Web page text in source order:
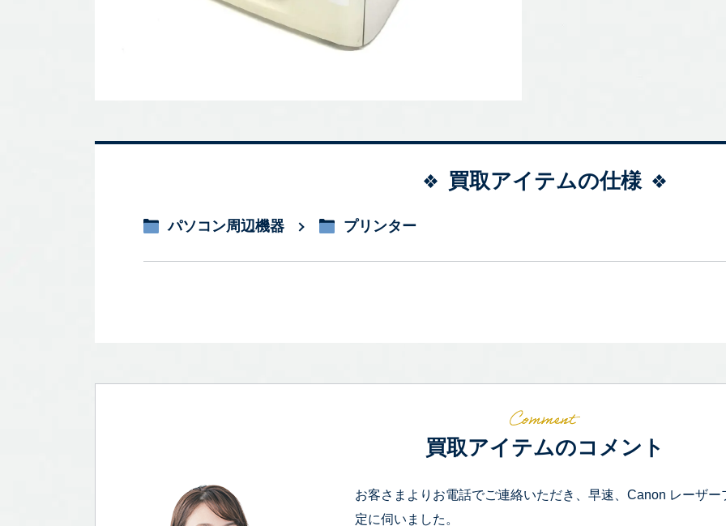
買取アイテムの仕様
パソコン周辺機器 プリンター
買取アイテムのコメント
お客さまよりお電話でご連絡いただき、早速、Canon レーザ
定に伺いました。